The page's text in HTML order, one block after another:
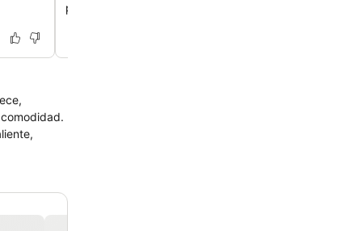
perfecto para descansar después de un día